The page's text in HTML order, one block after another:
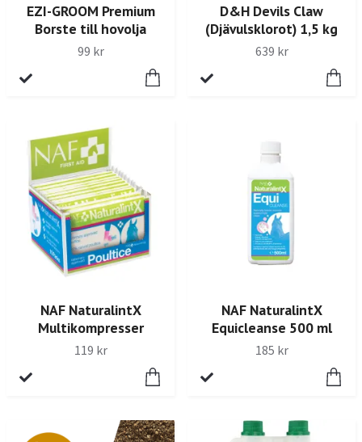
EZI-GROOM Premium
Borste till hovolja
99 kr
D&H Devils Claw
(Djävulsklorot) 1,5 kg
639 kr
NAF NaturalintX
Multikompresser
119 kr
NAF NaturalintX
Equicleanse 500 ml
185 kr